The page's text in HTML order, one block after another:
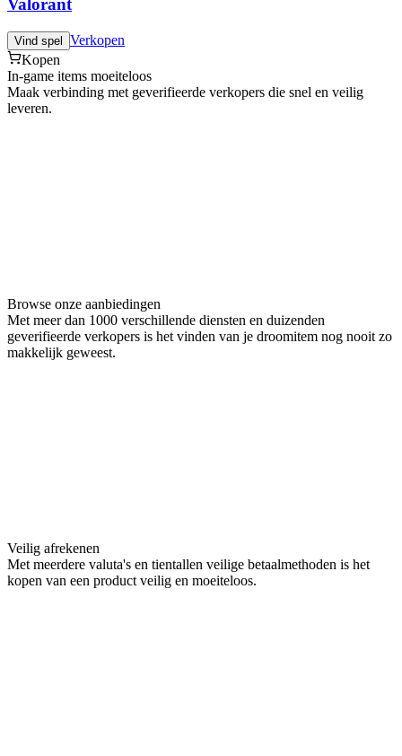
Valorant
Vind spel
Verkopen
Kopen
In-game items moeiteloos
Maak verbinding met geverifieerde verkopers die snel en veilig
leveren.
Browse onze aanbiedingen
Met meer dan 1000 verschillende diensten en duizenden
geverifieerde verkopers is het vinden van je droomitem nog nooit zo
makkelijk geweest.
Veilig afrekenen
Met meerdere valuta's en tientallen veilige betaalmethoden is het
kopen van een product veilig en moeiteloos.